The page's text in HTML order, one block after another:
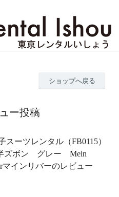
ショップへ戻る
ー投稿
スーツレンタル（FB0115）
ズボン グレー Mein
マインリバーのレビュー